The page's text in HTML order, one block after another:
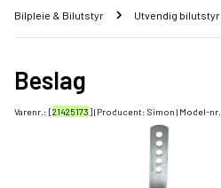
Bilpleie & Bilutstyr Utvendig bilutstyr
Beslag
Varenr.: [21425173] | Producent: Simon | Model-